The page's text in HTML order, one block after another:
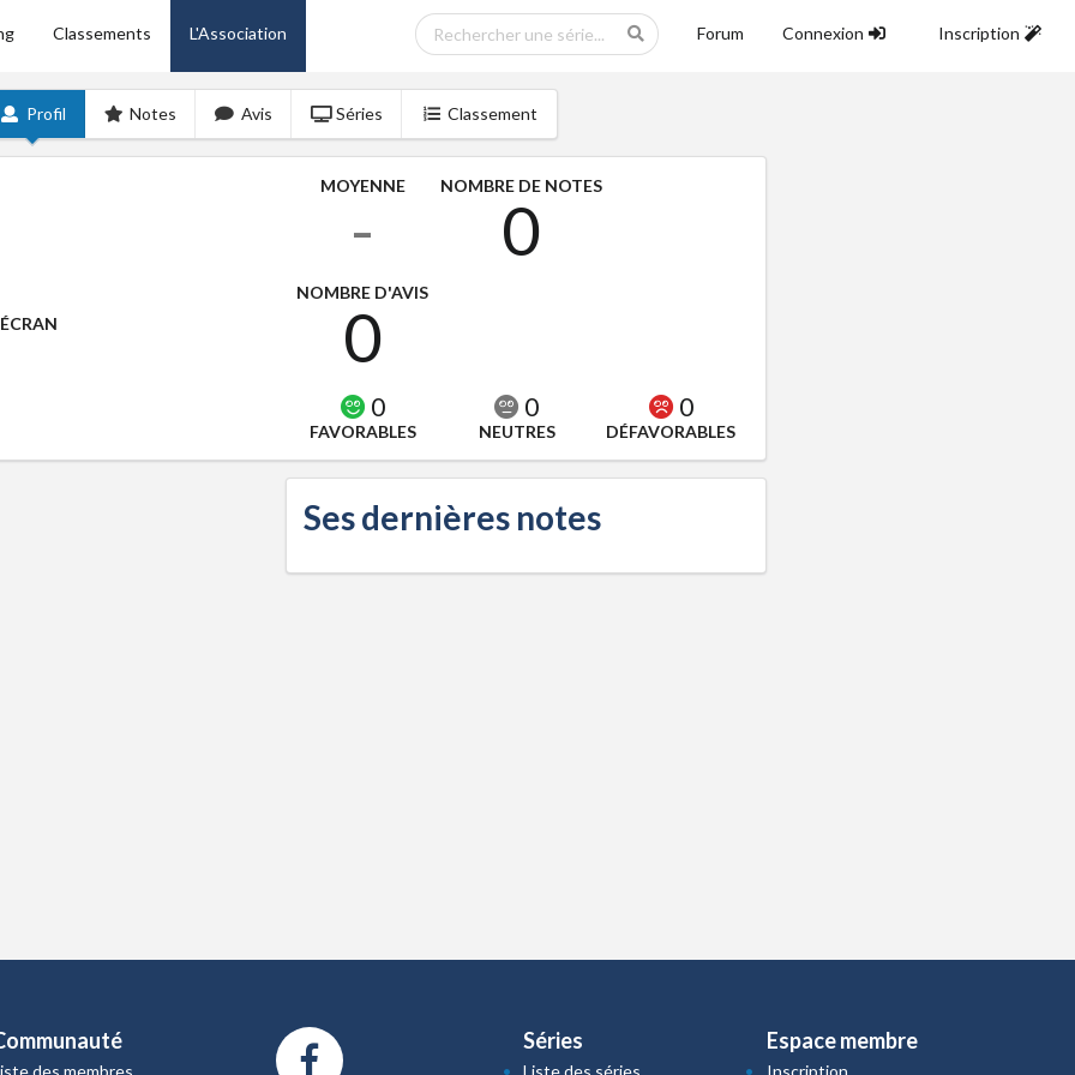
Classements L'Association Forum Connexion Inscription
Profil Notes Avis Séries Classement
MOYENNE
-
NOMBRE DE NOTES
0
NOMBRE D'AVIS
0
0
FAVORABLES
0
NEUTRES
0
DÉFAVORABLES
Ses dernières notes
des membres
Séries
Liste des séries
Espace membre
Inscription